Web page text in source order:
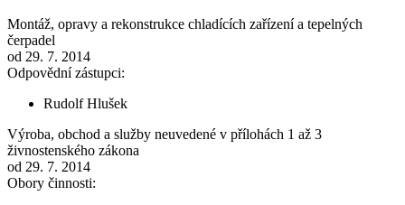
Montáž, opravy a rekonstrukce chladících zařízení a tepelných
čerpadel
od 29. 7. 2014
Odpovědní zástupci:
Rudolf Hlušek
Výroba, obchod a služby neuvedené v přílohách 1 až 3
živnostenského zákona
od 29. 7. 2014
Obory činnosti: